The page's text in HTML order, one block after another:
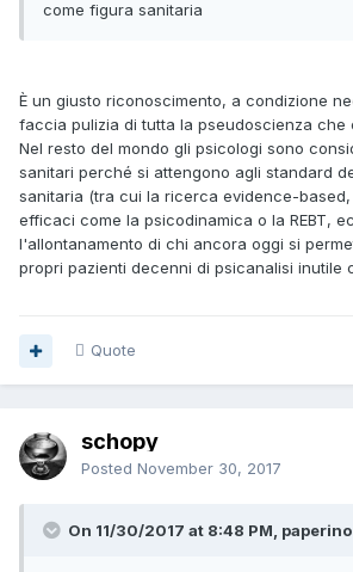
come figura sanitaria
È un giusto riconoscimento, a condizione
faccia pulizia di tutta la pseudoscienza che
Nel resto del mondo gli psicologi sono
sanitari perché si attengono agli standard
sanitaria (tra cui la ricerca evidence-
efficaci come la psicodinamica o la REBT,
l'allontanamento di chi ancora oggi si
propri pazienti decenni di psicanalisi inutile
Quote
schopy
Posted November 30, 2017
On 11/30/2017 at 8:48 PM,